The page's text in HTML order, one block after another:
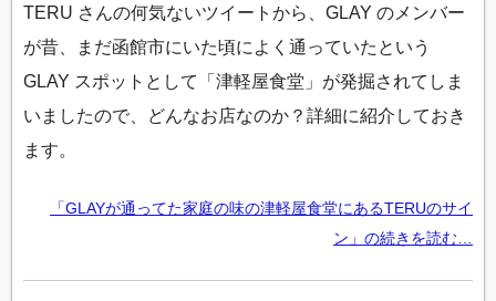
TERU さんの何気ないツイートから、GLAY のメンバー
が昔、まだ函館市にいた頃によく通っていたという
GLAY スポットとして「津軽屋食堂」が発掘されてしま
いましたので、どんなお店なのか？詳細に紹介しておき
ます。
「GLAYが通ってた家庭の味の津軽屋食堂にあるTERUのサイ
ン」の続きを読む…